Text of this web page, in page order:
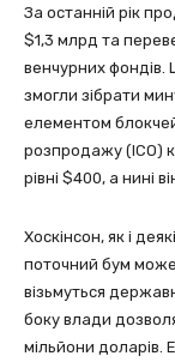
За останній рік
$1,3 млрд та
венчурних фондів.
змогли зібрати
елементом
розпродажу (ICO)
рівні $400, а нині
Хоскінсон, як і
поточний бум
візьмуться
боку влади
мільйони доларів.